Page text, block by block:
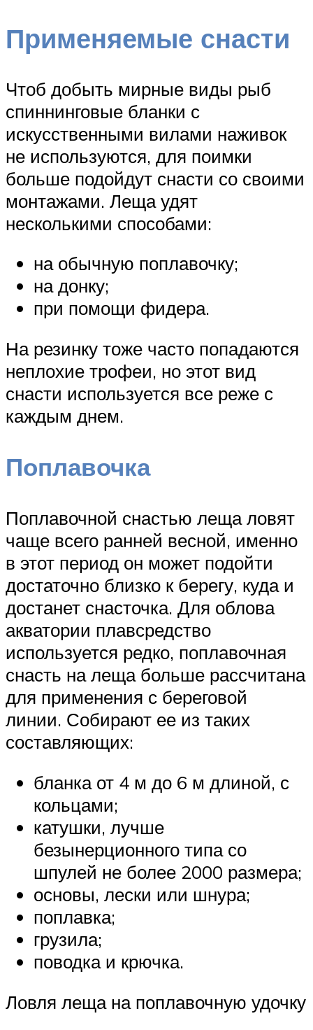
Применяемые снасти
Чтоб добыть мирные виды рыб
спиннинговые бланки с
искусственными вилами наживок
не используются, для поимки
больше подойдут снасти со своими
монтажами. Леща удят
несколькими способами:
на обычную поплавочку;
на донку;
при помощи фидера.
На резинку тоже часто попадаются
неплохие трофеи, но этот вид
снасти используется все реже с
каждым днем.
Поплавочка
Поплавочной снастью леща ловят
чаще всего ранней весной, именно
в этот период он может подойти
достаточно близко к берегу, куда и
достанет снасточка. Для облова
акватории плавсредство
используется редко, поплавочная
снасть на леща больше рассчитана
для применения с береговой
линии. Собирают ее из таких
составляющих:
бланка от 4 м до 6 м длиной, с
кольцами;
катушки, лучше
безынерционного типа со
шпулей не более 2000 размера;
основы, лески или шнура;
поплавка;
грузила;
поводка и крючка.
Ловля леща на поплавочную удочку